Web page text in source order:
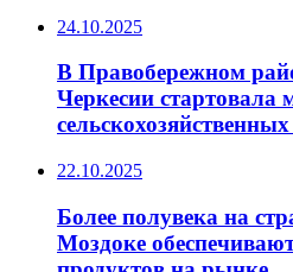
24.10.2025
В Правобережном
Черкесии стартовала
22.10.2025
Более полувека на
Моздоке